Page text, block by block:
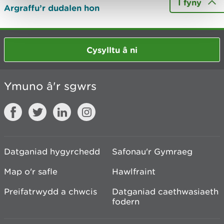
Argraffu’r dudalen hon
I fyny
Cysylltu â ni
Ymuno â'r sgwrs
Datganiad hygyrchedd
Safonau'r Gymraeg
Map o'r safle
Hawlfraint
Preifatrwydd a chwcis
Datganiad caethwasiaeth
fodern